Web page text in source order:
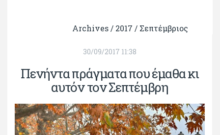
Archives / 2017 / Σεπτέμβριος
30/09/2017 11:38
Πενήντα πράγματα που έμαθα κι
αυτόν τον Σεπτέμβρη